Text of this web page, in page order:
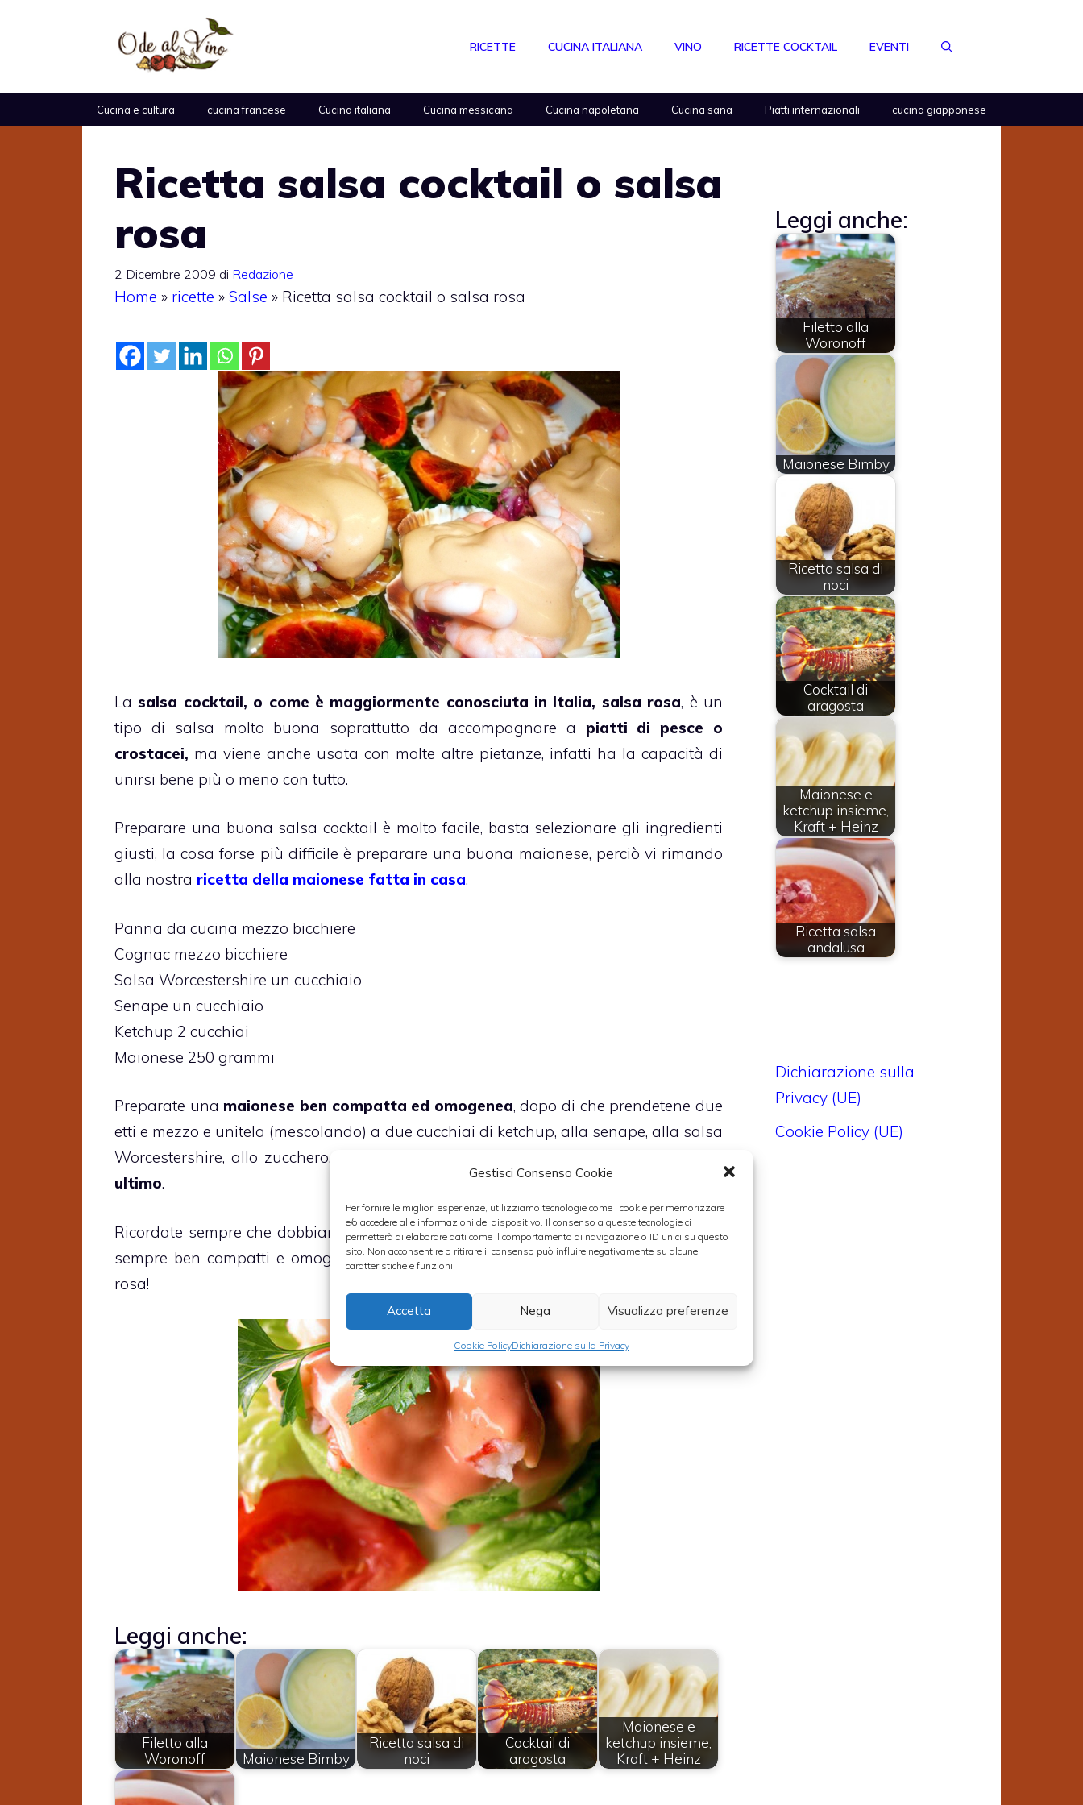
Gestisci Consenso Cookie
Per fornire le migliori esperienze, utilizziamo tecnologie come i cookie per memorizzare
e/o accedere alle informazioni del dispositivo. Il consenso a queste tecnologie ci
permetterà di elaborare dati come il comportamento di navigazione o ID unici su questo
sito. Non acconsentire o ritirare il consenso può influire negativamente su alcune
caratteristiche e funzioni.
Accetta Nega Visualizza preferenze
Cookie PolicyDichiarazione sulla Privacy
RICETTE CUCINA ITALIANA VINO RICETTE COCKTAIL EVENTI
Cucina e cultura cucina francese Cucina italiana Cucina messicana Cucina napoletana Cucina sana Piatti internazionali cucina giapponese
Ricetta salsa cocktail o salsa
rosa
2 Dicembre 2009 di Redazione
Home » ricette » Salse » Ricetta salsa cocktail o salsa rosa
Lasalsa cocktail, o come è maggiormente conosciuta in Italia, salsa rosa, è un
tipo di salsa molto buona soprattutto da accompagnare a piatti di pesce o
crostacei, ma viene anche usata con molte altre pietanze, infatti ha la capacità di
unirsi bene più o meno con tutto.
Preparare una buona salsa cocktail è molto facile, basta selezionare gli ingredienti
giusti, la cosa forse più difficile è preparare una buona maionese, perciò vi rimando
alla nostra ricetta della maionese fatta in casa.
Panna da cucina mezzo bicchiere
Cognac mezzo bicchiere
Salsa Worcestershire un cucchiaio
Senape un cucchiaio
Ketchup 2 cucchiai
Maionese 250 grammi
Preparate una maionese ben compatta ed omogenea, dopo di che prendetene due
etti e mezzo e unitela (mescolando) a due cucchiai di ketchup, alla senape, alla salsa
Worcestershire, allo zucchero, alla panna e al
ultimo.
Ricordate sempre che dobbiamo ottenere unasalsa densaquindi usate ingredienti
sempre ben compatti e omogenei. Mischiate bene il tutto fino ad ottenere la salsa
rosa!
Leggi anche:
Filetto alla
Woronoff
Maionese Bimby
Ricetta salsa di
noci
Cocktail di
aragosta
Maionese e
ketchup insieme,
Kraft + Heinz
Leggi anche:
Filetto alla
Woronoff
Maionese Bimby
Ricetta salsa di
noci
Cocktail di
aragosta
Maionese e
ketchup insieme,
Kraft + Heinz
Ricetta salsa
andalusa
Dichiarazione sulla
Privacy (UE)
Cookie Policy (UE)